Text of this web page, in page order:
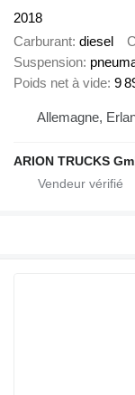
2018
Carburant diesel
Suspension
Poids net à vide 9
Allemagne,
ARION TRUCKS